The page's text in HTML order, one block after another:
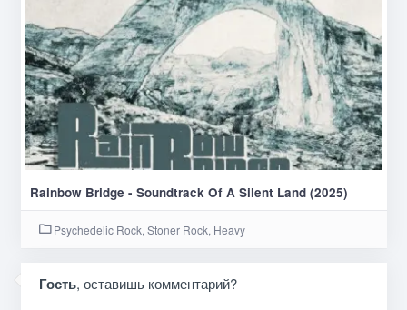
Rainbow Bridge - Soundtrack Of A Silent Land (2025)
Psychedelic Rock, Stoner Rock, Heavy
Гость, оставишь комментарий?